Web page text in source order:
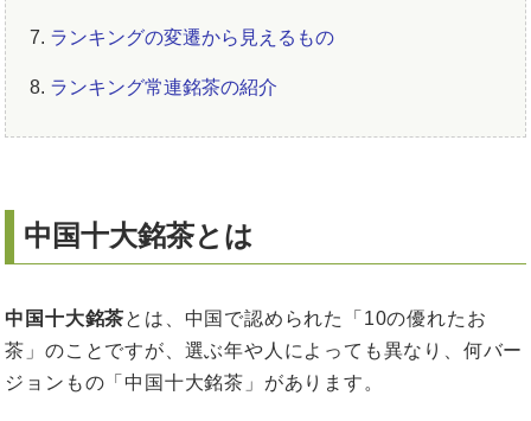
7. ランキングの変遷から見えるもの
8. ランキング常連銘茶の紹介
中国十大銘茶とは
中国十大銘茶とは、中国で認められた「10の優れたお
茶」のことですが、選ぶ年や人によっても異なり、何バー
ジョンもの「中国十大銘茶」があります。